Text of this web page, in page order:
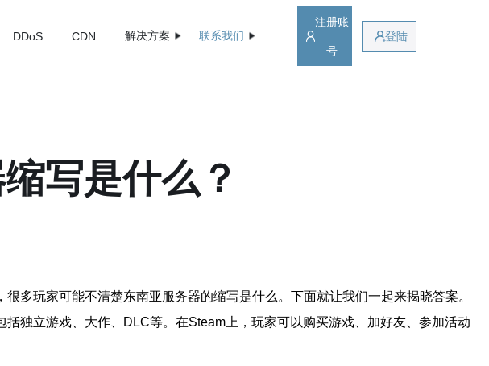
DDoS CDN 解决方案 联系我们
注册账
号
登陆
写是什么？
多玩家可能不清楚东南亚服务器的缩写是什么。下面就让我们一起来揭晓答案。
独立游戏、大作、DLC等。在Steam上，玩家可以购买游戏、加好友、参加活动